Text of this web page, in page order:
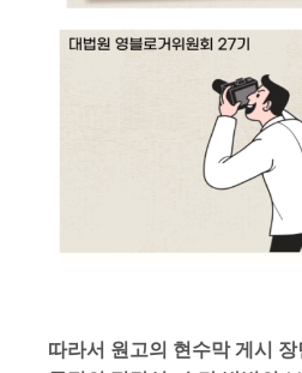
따라서 원고의 현수막 게시